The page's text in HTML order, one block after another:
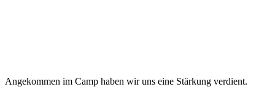
Angekommen im Camp haben wir uns eine Stärkung verdient.